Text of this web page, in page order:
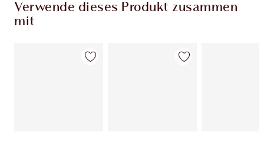
Verwende dieses Produkt zusammen
mit